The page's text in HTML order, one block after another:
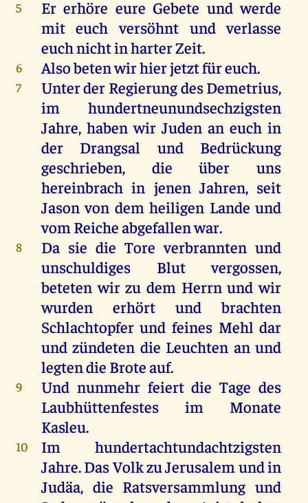
5
Er erhöre eure Gebete und werde
mit euch versöhnt und verlasse
euch nicht in harter Zeit.
6 Also beten wir hier jetzt für euch.
7
Unter der Regierung des Demetrius,
im hundertneunundsechzigsten
Jahre, haben wir Juden an euch in
der Drangsal und Bedrückung
geschrieben, die über uns
hereinbrach in jenen Jahren, seit
Jason von dem heiligen Lande und
vom Reiche abgefallen war.
8
Da sie die Tore verbrannten und
unschuldiges Blut vergossen,
beteten wir zu dem Herrn und wir
wurden erhört und brachten
Schlachtopfer und feines Mehl dar
und zündeten die Leuchten an und
legten die Brote auf.
9
Und nunmehr feiert die Tage des
Laubhüttenfestes im Monate
Kasleu.
10
Im hundertachtundachtzigsten
Jahre. Das Volk zu Jerusalem und in
Judäa, die Ratsversammlung und